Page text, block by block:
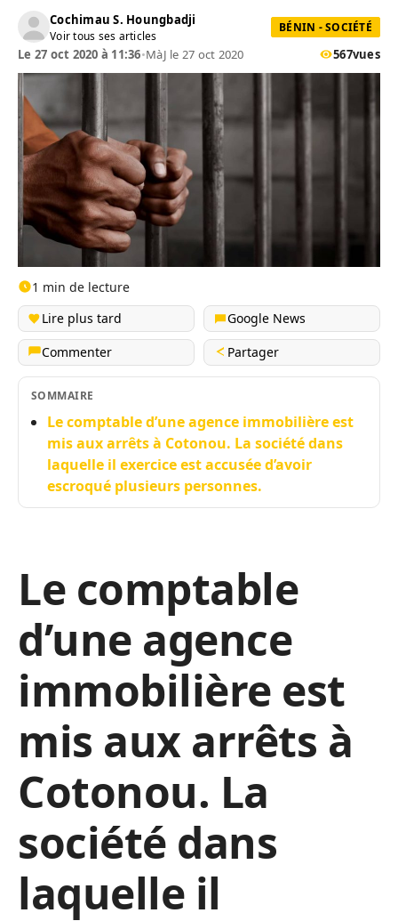
Cochimau S. Houngbadji
Voir tous ses articles
BÉNIN - SOCIÉTÉ
Le 27 oct 2020 à 11:36•MàJ le 27 oct 2020 567vues
1 min de lecture
Lire plus tard
Google News
Commenter
Partager
SOMMAIRE
Le comptable d’une agence immobilière est
mis aux arrêts à Cotonou. La société dans
laquelle il exercice est accusée d’avoir
escroqué plusieurs personnes.
Le comptable
d’une agence
immobilière est
mis aux arrêts à
Cotonou. La
société dans
laquelle il